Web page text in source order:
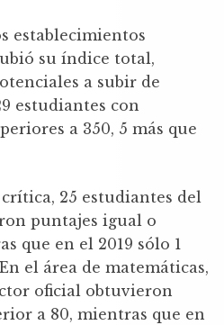
establecimientos
su índice total,
a subir de
estudiantes con
a 350, 5 más que
25 estudiantes del
puntajes igual o
que en el 2019 sólo 1
el área de matemáticas,
oficial obtuvieron
a 80, mientras que en